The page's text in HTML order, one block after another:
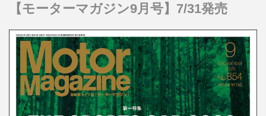
【モーターマガジン9月号】7/31発売